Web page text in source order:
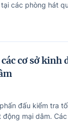
các phòng hát
cơ sở kinh
đấu kiểm tra
mại dâm.